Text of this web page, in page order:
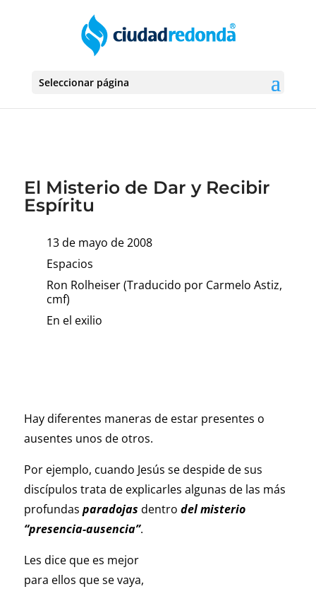
Seleccionar página
El Misterio de Dar y Recibir
Espíritu
13 de mayo de 2008
Espacios
Ron Rolheiser (Traducido por Carmelo Astiz,
cmf)
En el exilio
Hay diferentes maneras de estar presentes o
ausentes unos de otros.
Por ejemplo, cuando Jesús se despide de sus
discípulos trata de explicarles algunas de las más
profundas paradojas dentro del misterio
“presencia-ausencia”.
Les dice que es mejor
para ellos que se vaya,